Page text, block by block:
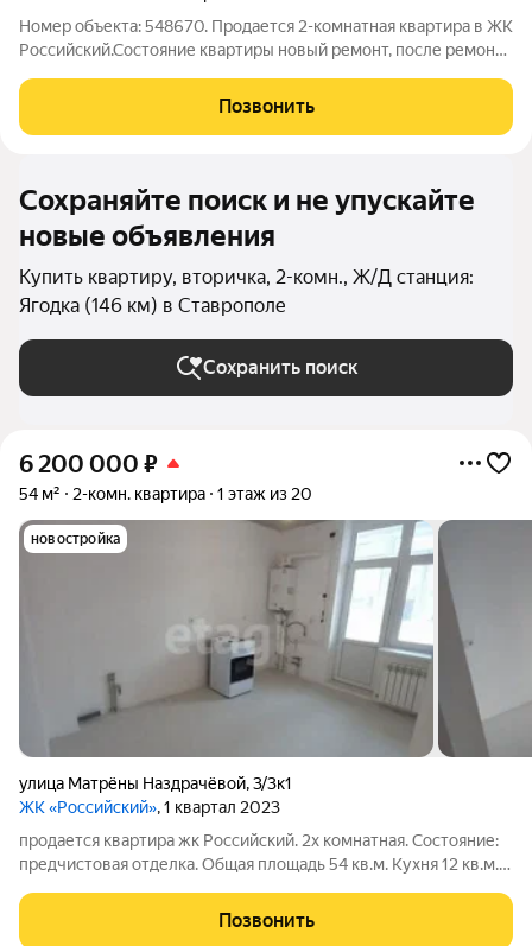
Номер объекта: 548670. Продается 2-комнатная квартира в ЖК
Российский.Состояние квартиры новый ремонт, после ремонта
квартиры. Квартира распашонка, видовая.Индивидуальное
отопление. Подходит ипотека.
Позвонить
Сохраняйте поиск и не упускайте
новые объявления
Купить квартиру, вторичка, 2-комн., Ж/Д станция:
Ягодка (146 км) в Ставрополе
Сохранить поиск
6 200 000 ₽
54 м² 2-комн. квартира 1 этаж из 20
новостройка
улица Матрёны Наздрачёвой,3/3к1
ЖК «Российский», 1 квартал 2023
продается квартира жк Российский. 2х комнатная. Состояние:
предчистовая отделка. Общая площадь 54 кв.м. Кухня 12 кв.м.
Пoдъeзд cквoзнoй нa две cтоpоны дoмa. Большиe дворы +
пoдземный паpкинг.
Позвонить